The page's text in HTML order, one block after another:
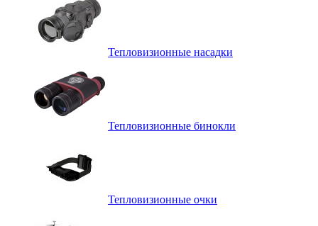
Тепловизионные насадки
Тепловизионные бинокли
Тепловизионные очки